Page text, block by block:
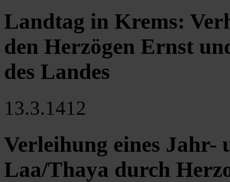
Landtag in Krems:
den Herzögen Ernst
des Landes
13.3.1412
Verleihung eines Jahr-
Laa/Thaya durch